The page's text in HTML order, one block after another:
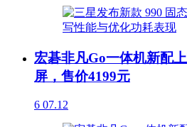
宏碁非凡Go一体机新配
屏，售价4199元
6 07.12